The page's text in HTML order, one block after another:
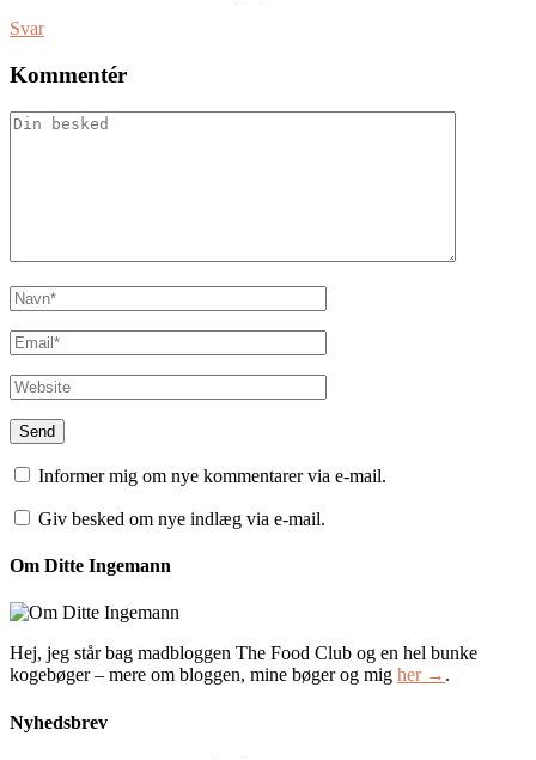
Svar
Kommentér
Informer mig om nye kommentarer via e-mail.
Giv besked om nye indlæg via e-mail.
Om Ditte Ingemann
Hej, jeg står bag madbloggen The Food Club og en hel bunke
kogebøger – mere om bloggen, mine bøger og mig her → .
Nyhedsbrev